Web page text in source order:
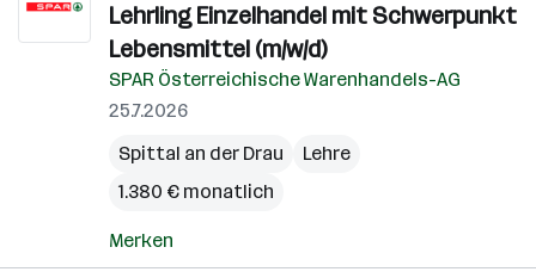
Lehrling Einzelhandel mit Schwerpunkt
Lebensmittel (m/w/d)
SPAR Österreichische Warenhandels-AG
25.7.2026
Spittal an der Drau
Lehre
1.380 € monatlich
Merken